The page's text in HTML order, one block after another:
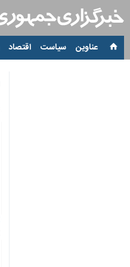
عناوین‌ سیاست اقتصاد